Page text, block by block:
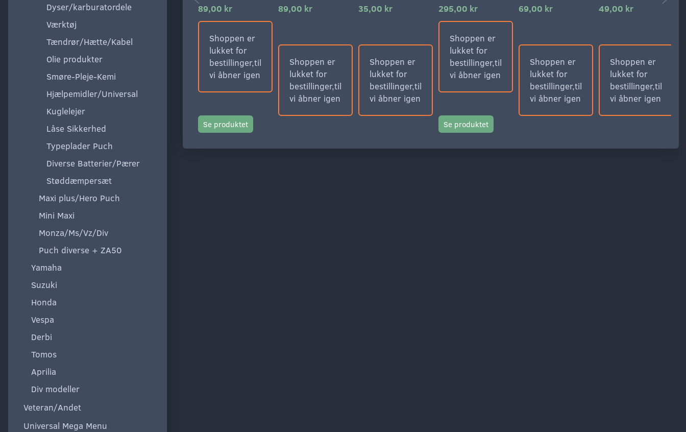
Dyser/karburatordele
Værktøj
Tændrør/Hætte/Kabel
Olie produkter
Smøre-Pleje-Kemi
Hjælpemidler/Universal
Kuglelejer
Låse Sikkerhed
Typeplader Puch
Diverse Batterier/Pærer
Støddæmpersæt
Maxi plus/Hero Puch
Mini Maxi
Monza/Ms/Vz/Div
Puch diverse + ZA50
Yamaha
Suzuki
Honda
Vespa
Derbi
Tomos
Aprilia
Div modeller
Veteran/Andet
Universal Mega Menu
89,00 kr
Shoppen er
lukket for
bestillinger,til
vi åbner igen
Se produktet
89,00 kr
Shoppen er
lukket for
bestillinger,til
vi åbner igen
35,00 kr
Shoppen er
lukket for
bestillinger,til
vi åbner igen
295,00 kr
Shoppen er
lukket for
bestillinger,til
vi åbner igen
Se produktet
69,00 kr
Shoppen er
lukket for
bestillinger,til
vi åbner igen
49,00 kr
Shoppen er
lukket for
bestillinger,til
vi åbner igen